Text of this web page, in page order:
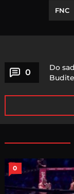
FNC
0
Do
0